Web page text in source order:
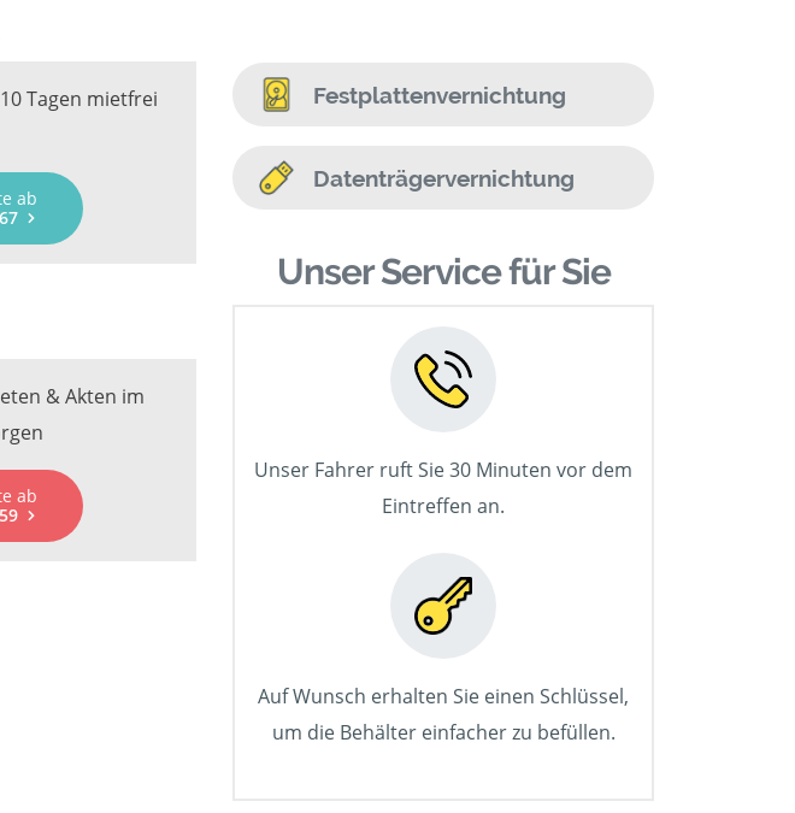
Tagen mietfrei
ab
& Akten im
ab
Festplattenvernichtung
Datenträgervernichtung
Unser Service für Sie
Unser Fahrer ruft Sie 30 Minuten vor dem
Eintreffen an.
Auf Wunsch erhalten Sie einen Schlüssel,
um die Behälter einfacher zu befüllen.